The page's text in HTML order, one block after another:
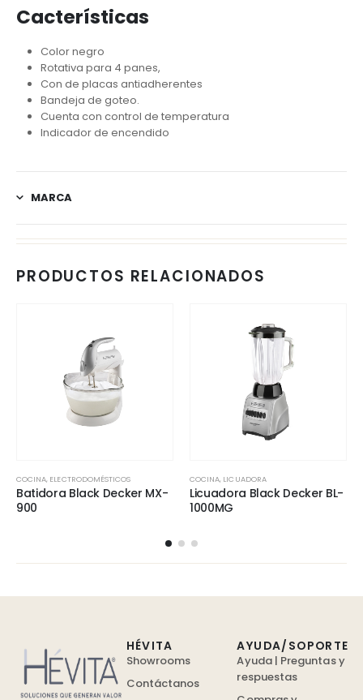
Cacterísticas
Color negro
Rotativa para 4 panes,
Con de placas antiadherentes
Bandeja de goteo.
Cuenta con control de temperatura
Indicador de encendido
MARCA
PRODUCTOS RELACIONADOS
COCINA, ELECTRODOMÉSTICOS
Batidora Black Decker MX-
900
COCINA, LICUADORA
Licuadora Black Decker BL-
1000MG
HÉVITA
Showrooms
Contáctanos
AYUDA/SOPORTE
Ayuda | Preguntas y
respuestas